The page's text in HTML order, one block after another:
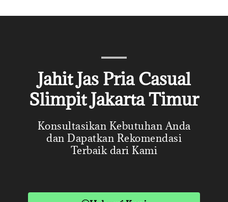
Jahit Jas Pria Casual
Slimpit Jakarta Timur
Konsultasikan Kebutuhan Anda
dan Dapatkan Rekomendasi
Terbaik dari Kami